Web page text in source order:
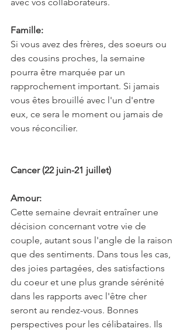
Famille:
Si vous avez des frères, des soeurs ou
des cousins proches, la semaine
pourra être marquée par un
rapprochement important. Si jamais
vous êtes brouillé avec l'un d'entre
eux, ce sera le moment ou jamais de
vous réconcilier.
Cancer (22 juin-21 juillet)
Amour:
Cette semaine devrait entraîner une
décision concernant votre vie de
couple, autant sous l'angle de la raison
que des sentiments. Dans tous les cas,
des joies partagées, des satisfactions
du coeur et une plus grande sérénité
dans les rapports avec l'être cher
seront au rendez-vous. Bonnes
perspectives pour les célibataires. Ils